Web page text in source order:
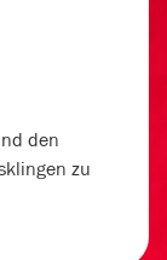
den
zu